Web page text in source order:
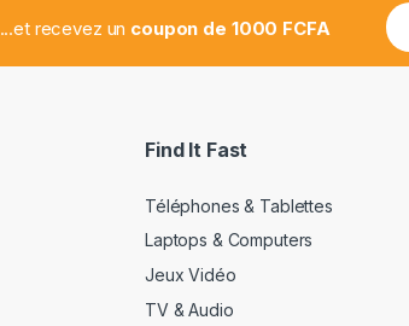
...et recevez un coupon de 1000 FCFA
E
m
a
Find It Fast
Téléphones & Tablettes
Laptops & Computers
Jeux Vidéo
TV & Audio